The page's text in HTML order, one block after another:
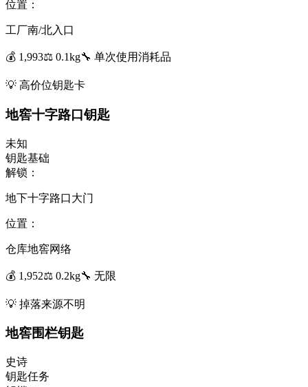
位置：
工厂南/北入口
💰 1,993⚖️ 0.1kg🔧 单次使用消耗品
💡 高价位钥匙卡
地窖十字路口钥匙
未知
钥匙基础
解锁：
地下十字路口大门
位置：
仓库地窖网络
💰 1,952⚖️ 0.2kg🔧 无限
💡 掉落来源不明
地窖围栏钥匙
史诗
钥匙任务